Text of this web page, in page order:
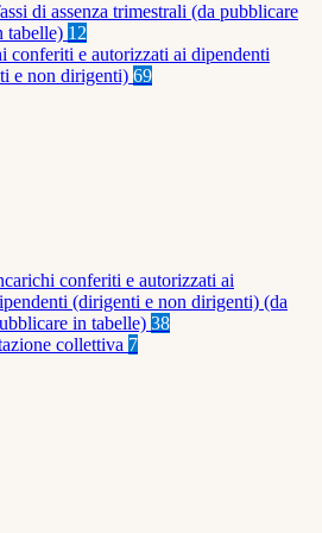
di assenza trimestrali (da pubblicare
tabelle) 12
conferiti e autorizzati ai dipendenti
e non dirigenti) 69
conferiti e autorizzati ai
(dirigenti e non dirigenti) (da
in tabelle) 38
collettiva 7